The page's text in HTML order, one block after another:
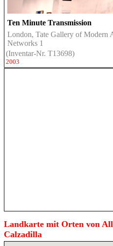
Ten Minute Transmission
London, Tate Gallery of Modern
Networks 1
(Inventar-Nr. T13698)
2003
Landkarte mit Orten von
Calzadilla